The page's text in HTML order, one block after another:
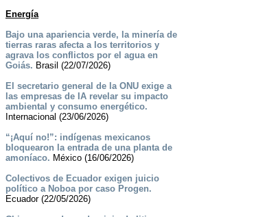
Energía
Bajo una apariencia verde, la minería de
tierras raras afecta a los territorios y
agrava los conflictos por el agua en
Goiás. Brasil (22/07/2026)
El secretario general de la ONU exige a
las empresas de IA revelar su impacto
ambiental y consumo energético.
Internacional (23/06/2026)
“¡Aquí no!”: indígenas mexicanos
bloquearon la entrada de una planta de
amoníaco. México (16/06/2026)
Colectivos de Ecuador exigen juicio
político a Noboa por caso Progen.
Ecuador (22/05/2026)